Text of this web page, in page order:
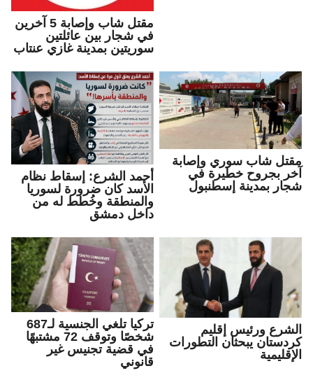
مقتل شاب وإصابة 5 آخرين
في شجار بين عائلتين
سوريتين بمدينة غازي عنتاب
مقتل شاب سوري وإصابة
آخر بجروح خطيرة في
شجار بمدينة إسطنبول
أحمد الشرع: إسقاط نظام
الأسد كان ضرورة لسوريا
والمنطقة وخُطط له من
داخل دمشق
الشرع ورئيس إقليم
كردستان يبحثان التطورات
الإقليمية
تركيا تلغي الجنسية لـ687
شخصًا وتوقف 72 مشتبهًا
في قضية تجنيس غير
قانوني